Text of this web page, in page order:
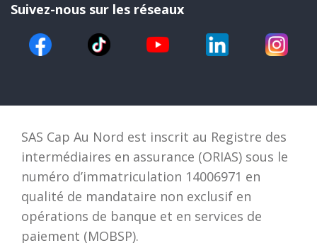
Suivez-nous sur les réseaux
SAS Cap Au Nord est inscrit au Registre des
intermédiaires en assurance (ORIAS) sous le
numéro d’immatriculation 14006971 en
qualité de mandataire non exclusif en
opérations de banque et en services de
paiement (MOBSP).